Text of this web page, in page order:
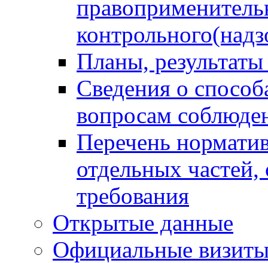
Планы,
Сведения о
вопросам
Перечень
отдельных
требования
Открытые данные
Официальные